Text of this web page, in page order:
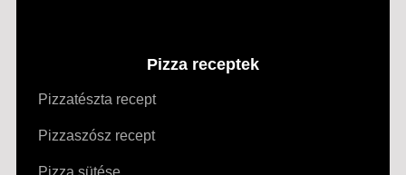
Pizza receptek
Pizzatészta recept
Pizzaszósz recept
Pizza sütése